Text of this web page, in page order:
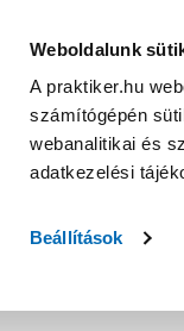
Weboldalunk
A praktiker.hu
számítógépén
webanalitikai és
adatkezelési
Beállítások
Nyereményjáték